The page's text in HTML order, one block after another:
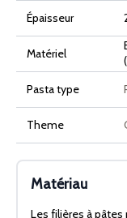
Épaisseur
Matériel
Pasta type
Theme
Matériau
Les filières à